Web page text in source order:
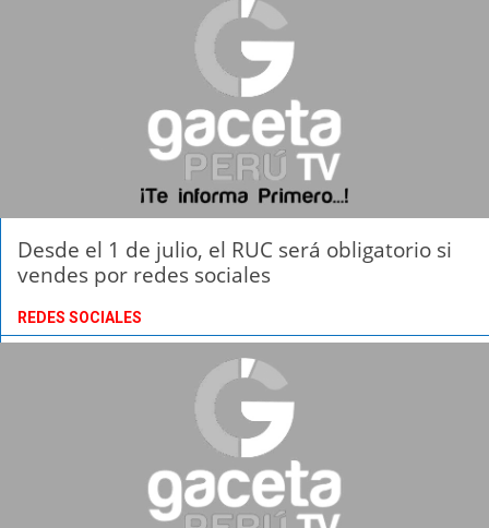
Desde el 1 de julio, el RUC será obligatorio si
vendes por redes sociales
REDES SOCIALES